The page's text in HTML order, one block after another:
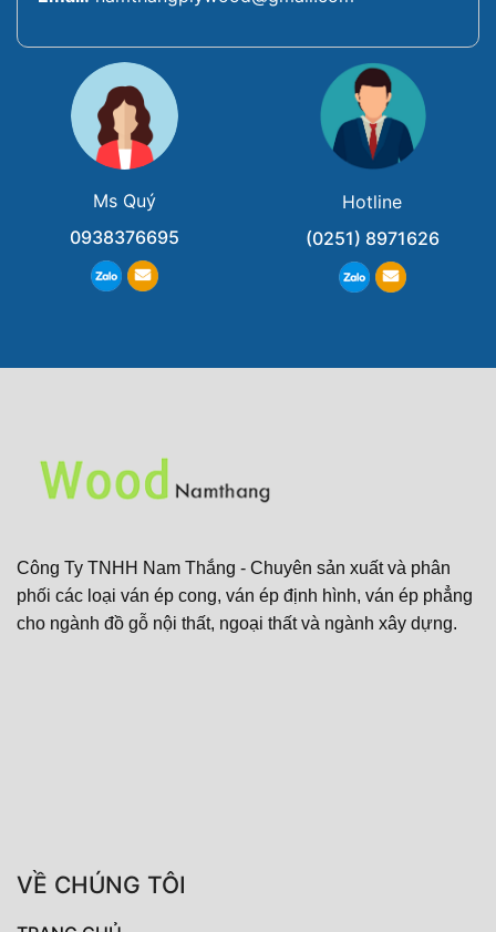
Ms Quý
0938376695
Hotline
(0251) 8971626
Công Ty TNHH Nam Thắng - Chuyên sản xuất và phân
phối các loại ván ép cong, ván ép định hình, ván ép phẳng
cho ngành đồ gỗ nội thất, ngoại thất và ngành xây dựng.
VỀ CHÚNG TÔI